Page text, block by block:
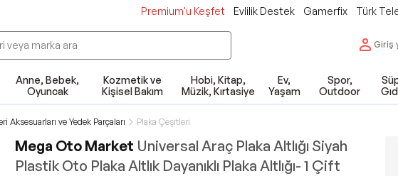
Premium'u Keşfet Evlilik Destek Gamerfix Türk
Giriş
Anne, Bebek,
Oyuncak
Kozmetik ve
Kişisel Bakım
Hobi, Kitap,
Müzik, Kırtasiye
Ev,
Yaşam
Spor,
Outdoor
Aksesuarları ve Yedek Parçaları Plaka Çeşitleri
Mega Oto Market Universal Araç Plaka Altlığı Siyah
Plastik Oto Plaka Altlık Dayanıklı Plaka Altlığı- 1 Çift